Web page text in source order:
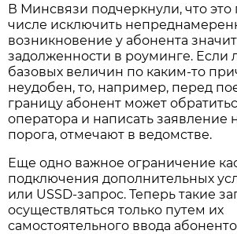
В Минсвязи подчеркнули, что это
числе исключить
возникновение у абонента
задолженности в роуминге. Если
базовых величин по каким-то
неудобен, то, например, перед
границу абонент может
оператора и написать заявление
порога, отмечают в ведомстве.
Еще одно важное ограничение
подключения дополнительных
или USSD-запрос. Теперь такие
осуществляться только путем их
самостоятельного ввода